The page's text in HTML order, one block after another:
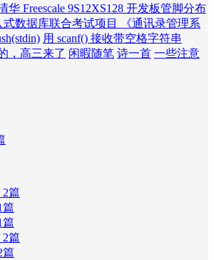
华 Freescale 9S12XS128 开发板管脚分布
数据库联合考试项目 《通讯录管理系
用 scanf() 接收带空格字符串
，高三来了 闲暇随笔 诗一首 一些注意
2篇
篇
篇
2篇
篇